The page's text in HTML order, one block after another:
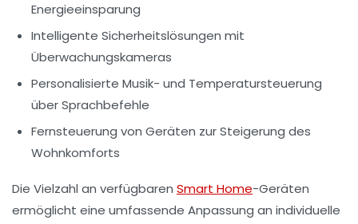
Energieeinsparung
Intelligente Sicherheitslösungen mit
Überwachungskameras
Personalisierte Musik- und Temperatursteuerung
über Sprachbefehle
Fernsteuerung von Geräten zur Steigerung des
Wohnkomforts
Die Vielzahl an verfügbaren Smart Home-Geräten
ermöglicht eine umfassende Anpassung an individuelle